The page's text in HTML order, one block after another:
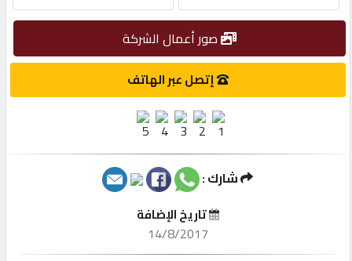
الاحصائيات
إتصل
صور أعمال الشركة
إتصل عبر الهاتف
شارك :
تاريخ الإضافة
14/8/2017